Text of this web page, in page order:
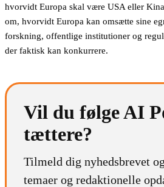
hvorvidt Europa skal være USA eller
om, hvorvidt Europa kan omsætte sine
forskning, offentlige institutioner og
der faktisk kan konkurrere.
Vil du følge AI
tættere?
Tilmeld dig nyhedsbrevet
temaer og redaktionelle